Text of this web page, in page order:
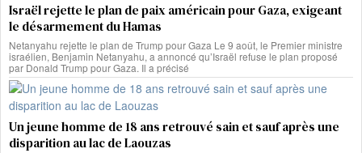
Israël rejette le plan de paix américain pour Gaza, exigeant
le désarmement du Hamas
Netanyahu rejette le plan de Trump pour Gaza Le 9 août, le Premier ministre
israélien, Benjamin Netanyahu, a annoncé qu’Israël refuse le plan proposé
par Donald Trump pour Gaza. Il a précisé
Un jeune homme de 18 ans retrouvé sain et sauf après une
disparition au lac de Laouzas